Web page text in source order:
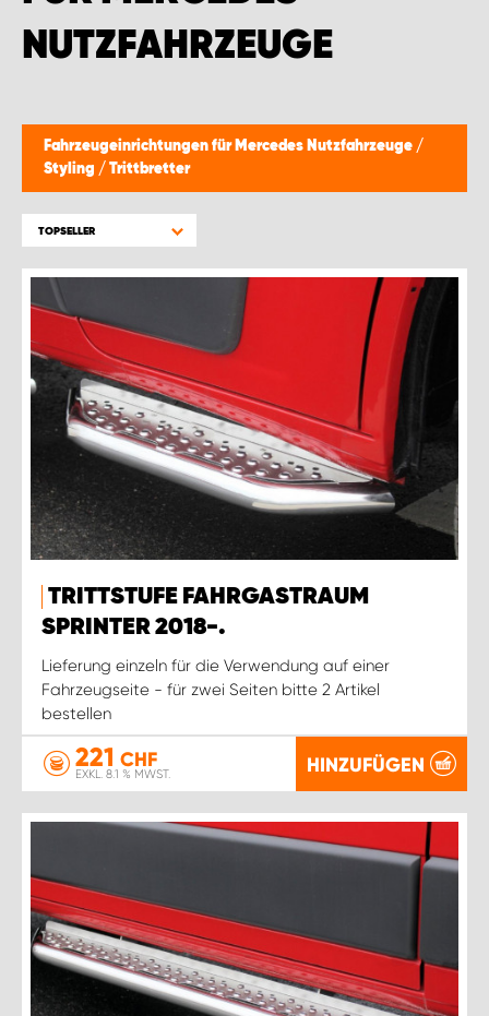
NUTZFAHRZEUGE
Fahrzeugeinrichtungen für Mercedes Nutzfahrzeuge /
Styling / Trittbretter
TOPSELLER
TRITTSTUFE FAHRGASTRAUM
SPRINTER 2018-.
Lieferung einzeln für die Verwendung auf einer
Fahrzeugseite - für zwei Seiten bitte 2 Artikel
bestellen
221 CHF
EXKL. 8.1 % MWST. HINZUFÜGEN